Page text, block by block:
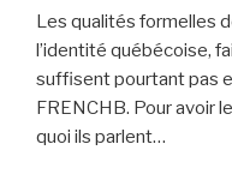
Les qualités formelles
l’identité québécoise,
suffisent pourtant pas
FRENCHB. Pour avoir
quoi ils parlent…